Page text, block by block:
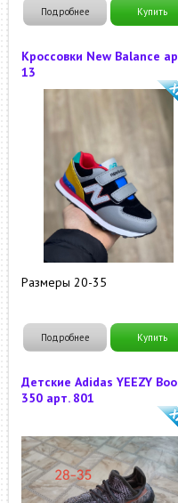
Подробнее Купить
Кроссовки New Balance
13
Размеры 20-35
Подробнее Купить
Детские Adidas YEEZY
350 арт. 801